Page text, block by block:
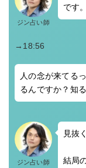
ジン占い師
です。
→18:56
人の念が来てる
るんですか？知る
ジン占い師
見抜
結局